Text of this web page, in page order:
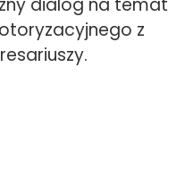
dialog na temat
z